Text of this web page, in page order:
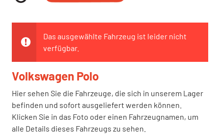
Das ausgewählte Fahrzeug ist leider nicht
verfügbar.
Volkswagen Polo
Hier sehen Sie die Fahrzeuge, die sich in unserem Lager
befinden und sofort ausgeliefert werden können.
Klicken Sie in das Foto oder einen Fahrzeugnamen, um
alle Details dieses Fahrzeugs zu sehen.